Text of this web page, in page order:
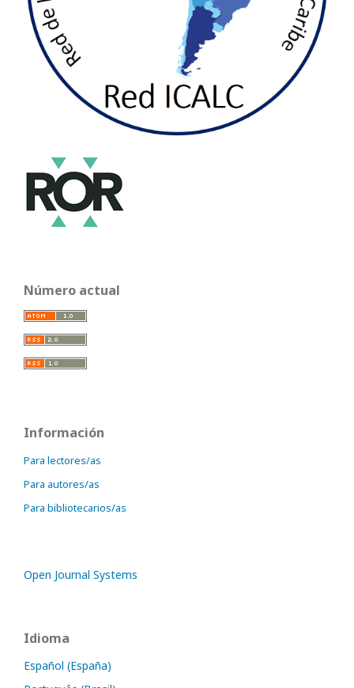
Número actual
Información
Para lectores/as
Para autores/as
Para bibliotecarios/as
Open Journal Systems
Idioma
Español (España)